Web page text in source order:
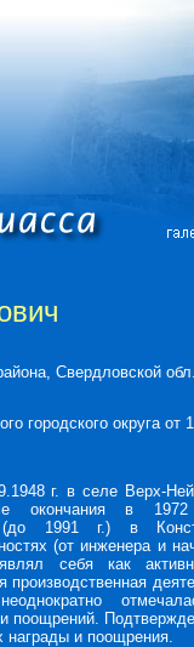
Свердловской обл.
городского округа от
г. в селе Верх-
окончания в 1972
(до 1991 г.) в
(от инженера и
себя как
поощрений.
награды и поощрения.